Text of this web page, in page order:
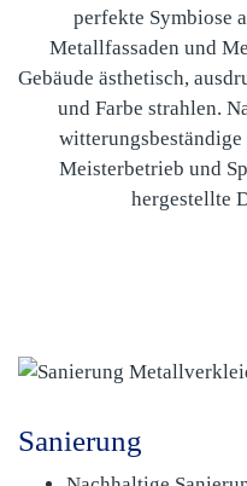
perfekte Symbiose
Metallfassaden und
Gebäude ästhetisch,
und Farbe strahlen.
Meisterbetrieb und
hergestellte
Sanierung